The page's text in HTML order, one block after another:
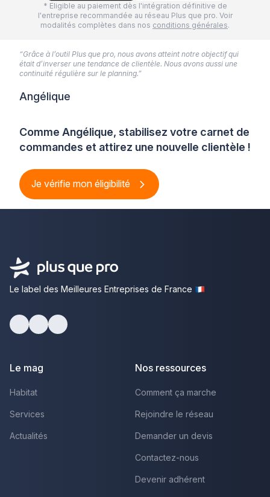
* Eligible au paiement dès l'intégration définitive de
l'entreprise recommandée au réseau Plus que pro. Voir
modalités complètes dans nos conditions générales.
Comme Angélique, stabilisez votre carnet de
commandes et attirez une nouvelle clientèle !
Je vérifie mon éligibilité
“Grâce à l’outil Plus que pro, nous avons atteint notre objectif qui
était d’inverser une tendance de clientèle. Nous avons aussi une
continuité régulière sur le planning.”
Angélique
Le label des Meilleures Entreprises de France
Le mag
Habitat
Services
Actualités
Nos ressources
Comment ça marche
Rejoindre le réseau
Demander un devis
Contactez-nous
Devenir adhérent